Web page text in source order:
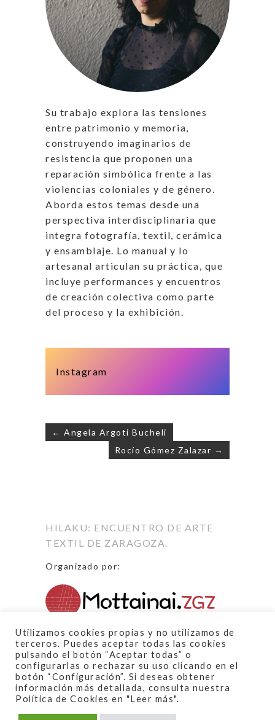
Su trabajo explora las tensiones
entre patrimonio y memoria,
construyendo imaginarios de
resistencia que proponen una
reparación simbólica frente a las
violencias coloniales y de género.
Aborda estos temas desde una
perspectiva interdisciplinaria que
integra fotografía, textil, cerámica
y ensamblaje. Lo manual y lo
artesanal articulan su práctica, que
incluye performances y encuentros
de creación colectiva como parte
del proceso y la exhibición.
Instagram
Navegación
← Angela Argoti Bucheli
Rocío Gómez Zalazar →
HILAKU: ENCUENTRO DE ARTE
TEXTIL DE ZARAGOZA.
Organizado por:
Proyecto financiado por:
Utilizamos cookies propias y no utilizamos de
terceros. Puedes aceptar todas las cookies
pulsando el botón “Aceptar todas” o
configurarlas o rechazar su uso clicando en el
botón “Configuración”. Si deseas obtener
información más detallada, consulta nuestra
Política de Cookies en "Leer más".